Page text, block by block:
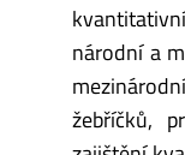
národní a
žebříčků,